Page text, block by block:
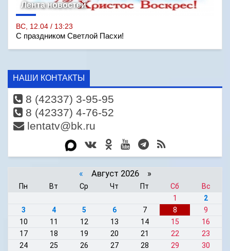
Лента новостей
ВС, 12.04 / 13:23
С праздником Светлой Пасхи!
НАШИ КОНТАКТЫ
8 (42337) 3-95-95
8 (42337) 4-76-52
lentatv@bk.ru
« Август 2026 »
Пн Вт Ср Чт Пт Сб
Вс
1
2
3
4 5 6 7 8
9
10
11 12 13 14 15
16
17
18 19 20 21 22
23
24
25 26 27 28 29
30